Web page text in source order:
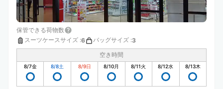
保管できる荷物数
スーツケースサイズ :6 バッグサイズ :3
空き時間
8/7金 8/8土 8/9日 8/10月 8/11火 8/12水 8/13木